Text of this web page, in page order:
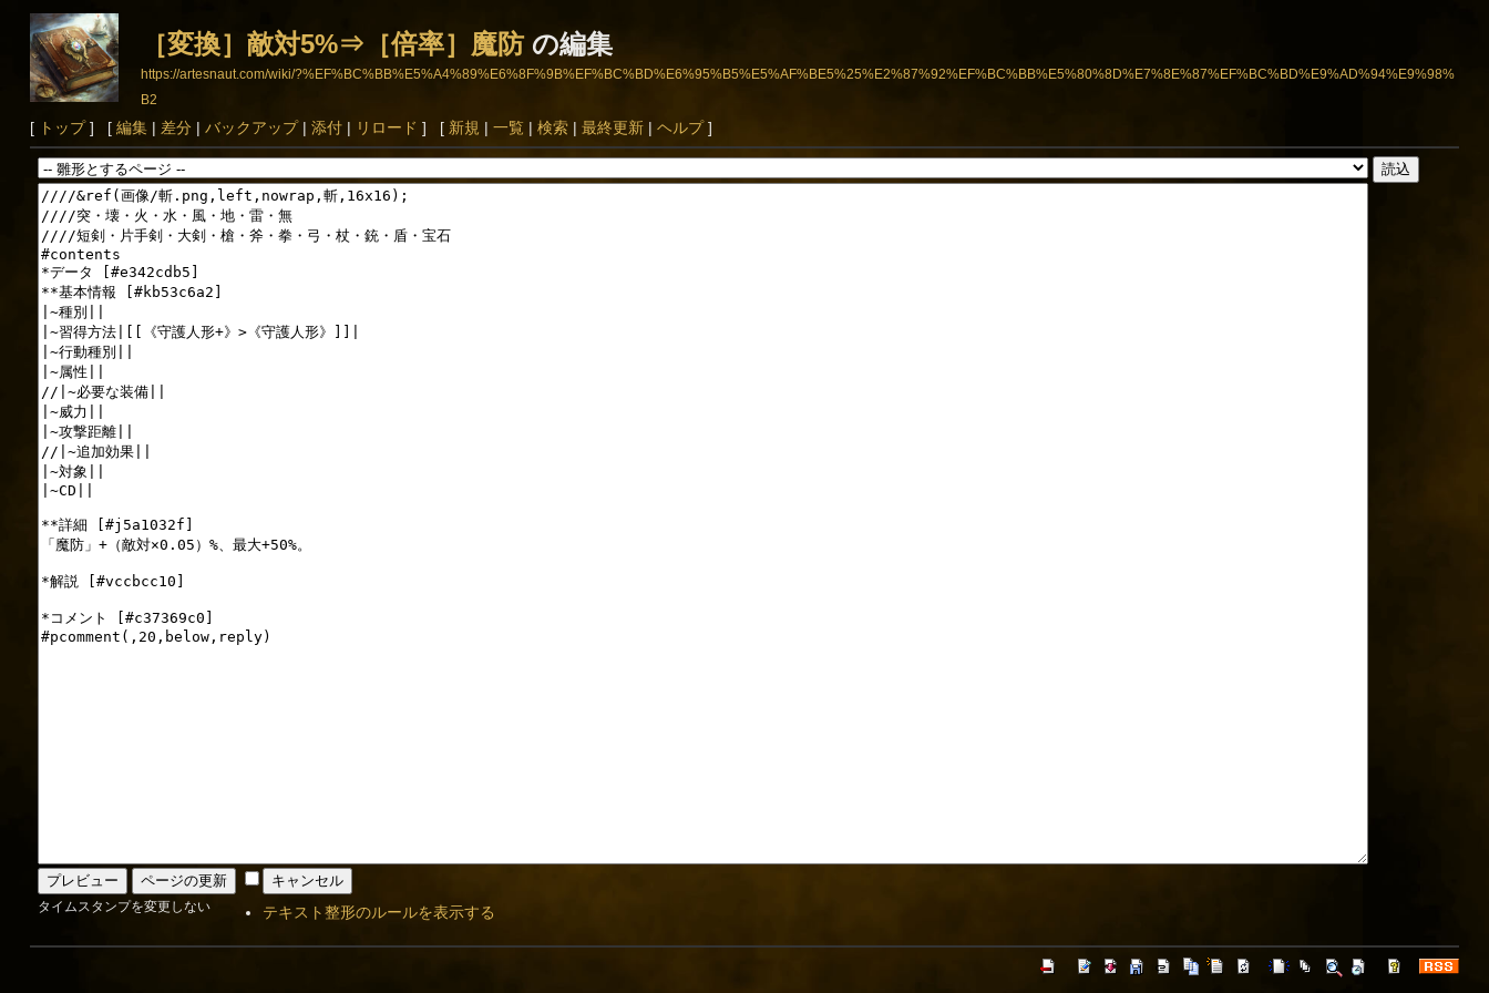
［変換］敵対5%⇒［倍率］魔防の編集
https://artesnaut.com/wiki/?%EF%BC%BB%E5%A4%89%E6%8F%9B%EF%BC%BD%E6%95%B5%E5%AF%BE5%25%E2%87%92%EF%BC%BB%E5%80%8D%E7%8E%87%EF%BC%BD%E9%AD%94%E9%98%
B2
[ トップ] [ 編集| 差分| バックアップ| 添付| リロード ] [ 新規 | 一覧| 検索| 最終更新| ヘルプ]
タイムスタンプを変更しない テキスト整形のルールを表示する